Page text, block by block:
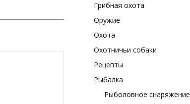
Грибная охота
Оружие
Охота
Охотничьи собаки
Рецепты
Рыбалка
Рыболовное снаряжение